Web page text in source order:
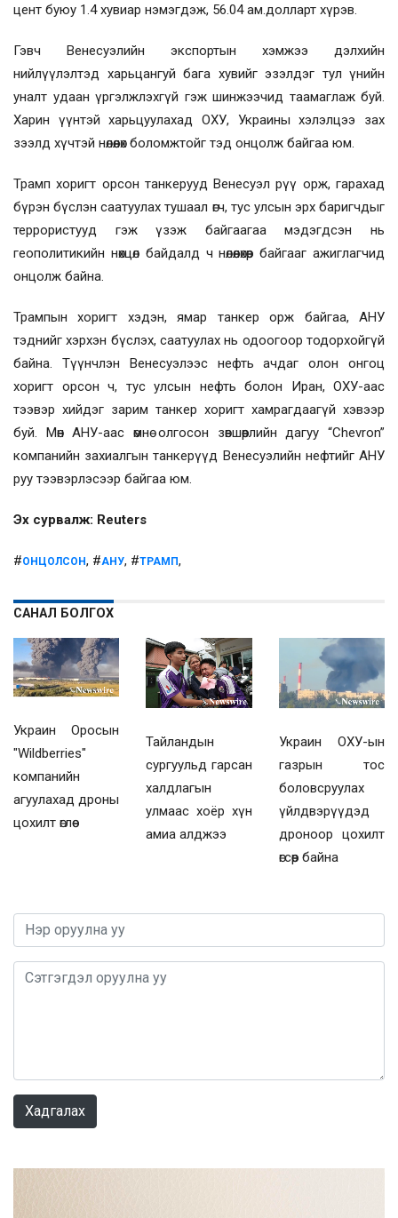
цент буюу 1.4 хувиар нэмэгдэж, 56.04 ам.долларт хүрэв.
Гэвч Венесуэлийн экспортын хэмжээ дэлхийн
нийлүүлэлтэд харьцангуй бага хувийг эзэлдэг тул үнийн
уналт удаан үргэлжлэхгүй гэж шинжээчид таамаглаж буй.
Харин үүнтэй харьцуулахад ОХУ, Украины хэлэлцээ зах
зээлд хүчтэй нөлөөлөх боломжтойг тэд онцолж байгаа юм.
Трамп хоригт орсон танкерууд Венесуэл рүү орж, гарахад
бүрэн бүслэн саатуулах тушаал өгч, тус улсын эрх баригчдыг
террористууд гэж үзэж байгаагаа мэдэгдсэн нь
геополитикийн нөхцөл байдалд ч нөлөөлөхөөр байгааг ажиглагчид
онцолж байна.
Трампын хоригт хэдэн, ямар танкер орж байгаа, АНУ
тэднийг хэрхэн бүслэх, саатуулах нь одоогоор тодорхойгүй
байна. Түүнчлэн Венесуэлээс нефть ачдаг олон онгоц
хоригт орсон ч, тус улсын нефть болон Иран, ОХУ-аас
тээвэр хийдэг зарим танкер хоригт хамрагдаагүй хэвээр
буй. Мөн АНУ-аас өмнө олгосон зөвшөөрлийн дагуу “Chevron”
компанийн захиалгын танкерүүд Венесуэлийн нефтийг АНУ
руу тээвэрлэсээр байгаа юм.
Эх сурвалж: Reuters
#ОНЦОЛСОН, #АНУ, #ТРАМП,
САНАЛ БОЛГОХ
Украин Оросын
"Wildberries"
компанийн
агуулахад дроны
цохилт өглөө
Тайландын
сургуульд гарсан
халдлагын
улмаас хоёр хүн
амиа алджээ
Украин ОХУ-ын
газрын тос
боловсруулах
үйлдвэрүүдэд
дроноор цохилт
өгсөөр байна
Хадгалах